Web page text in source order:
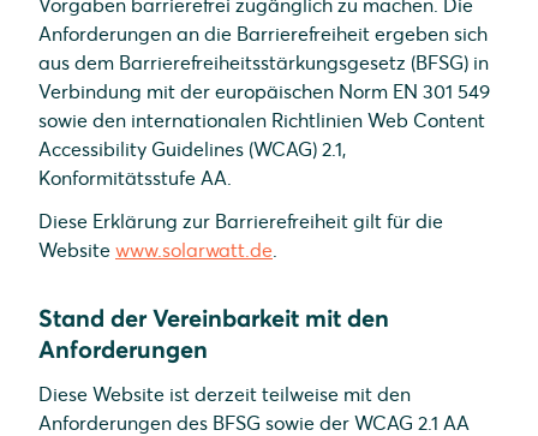
Vorgaben barrierefrei zugänglich zu machen. Die
Anforderungen an die Barrierefreiheit ergeben sich
aus dem Barrierefreiheitsstärkungsgesetz (BFSG) in
Verbindung mit der europäischen Norm EN 301 549
sowie den internationalen Richtlinien Web Content
Accessibility Guidelines (WCAG) 2.1,
Konformitätsstufe AA.
Diese Erklärung zur Barrierefreiheit gilt für die
Website www.solarwatt.de.
Stand der Vereinbarkeit mit den
Anforderungen
Diese Website ist derzeit teilweise mit den
Anforderungen des BFSG sowie der WCAG 2.1 AA